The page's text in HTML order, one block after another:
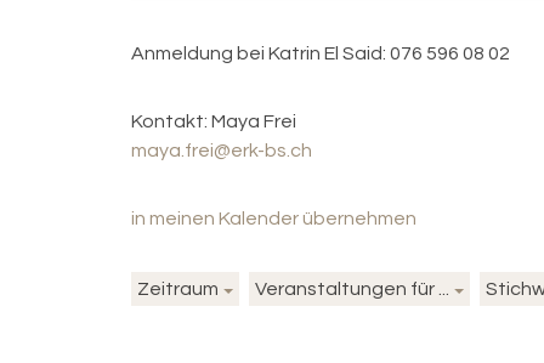
Anmeldung bei Katrin El Said: 076 596 08 02
Kontakt: Maya Frei
maya.frei@erk-bs.ch
in meinen Kalender übernehmen
Zeitraum Veranstaltungen für ...